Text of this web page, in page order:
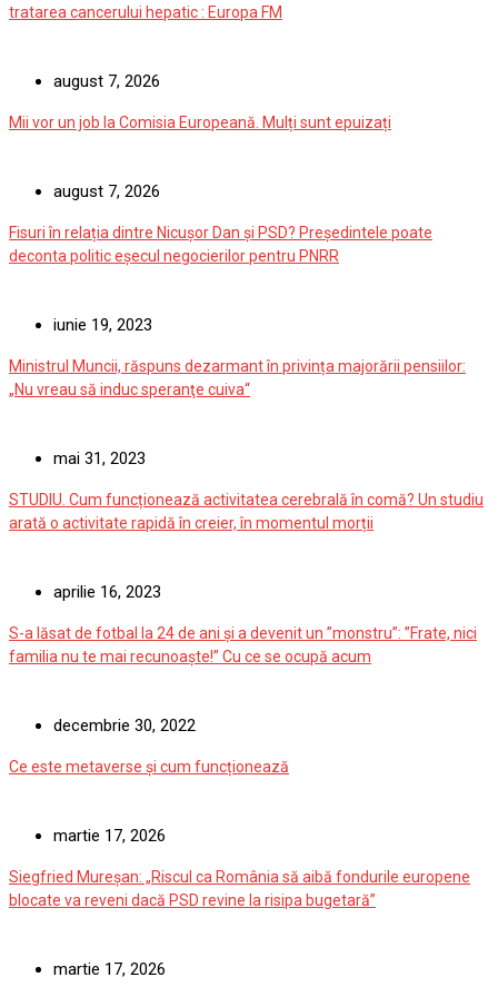
tratarea cancerului hepatic : Europa FM
august 7, 2026
Mii vor un job la Comisia Europeană. Mulți sunt epuizați
august 7, 2026
Fisuri în relația dintre Nicușor Dan și PSD? Președintele poate
deconta politic eșecul negocierilor pentru PNRR
iunie 19, 2023
Ministrul Muncii, răspuns dezarmant în privința majorării pensiilor:
„Nu vreau să induc speranţe cuiva“
mai 31, 2023
STUDIU. Cum funcționează activitatea cerebrală în comă? Un studiu
arată o activitate rapidă în creier, în momentul morții
aprilie 16, 2023
S-a lăsat de fotbal la 24 de ani și a devenit un ”monstru”: ”Frate, nici
familia nu te mai recunoaște!” Cu ce se ocupă acum
decembrie 30, 2022
Ce este metaverse și cum funcționează
martie 17, 2026
Siegfried Mureșan: „Riscul ca România să aibă fondurile europene
blocate va reveni dacă PSD revine la risipa bugetară”
martie 17, 2026